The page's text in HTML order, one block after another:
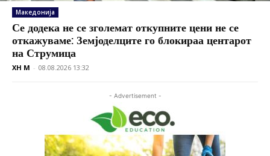
Македонија
Се додека не се зголемат откупните цени не се
откажуваме: Земјоделците го блокираа центарот
на Струмица
XH M - 08.08.2026 13:32
- Advertisement -